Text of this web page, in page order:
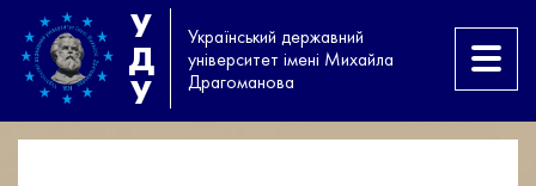
У
Д
У
Український державний
університет імені Михайла
Драгоманова